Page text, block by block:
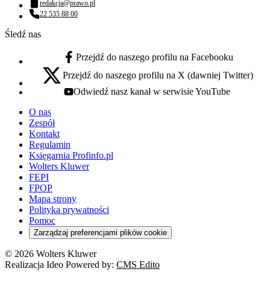
Adres email:
redakcja@prawo.pl
Numer telefonu:
22 535 88 00
Śledź nas
facebook - otwiera się w nowej karcie
Przejdź do naszego profilu na Facebooku
x - otwiera się w nowej karcie
Przejdź do naszego profilu na X (dawniej Twitter)
youtube - otwiera się w nowej karcie
Odwiedź nasz kanał w serwisie YouTube
O nas
Zespół
Kontakt
Regulamin
Księgarnia Profinfo.pl
Wolters Kluwer
FEPI
FPOP
Mapa strony
Polityka prywatności
Pomoc
Zarządzaj preferencjami plików cookie
© 2026 Wolters Kluwer
Realizacja Ideo Powered by: CMS Edito